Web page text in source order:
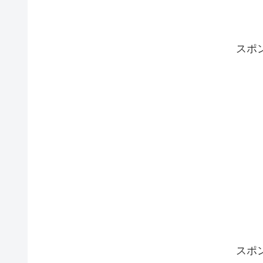
スポ
スポ